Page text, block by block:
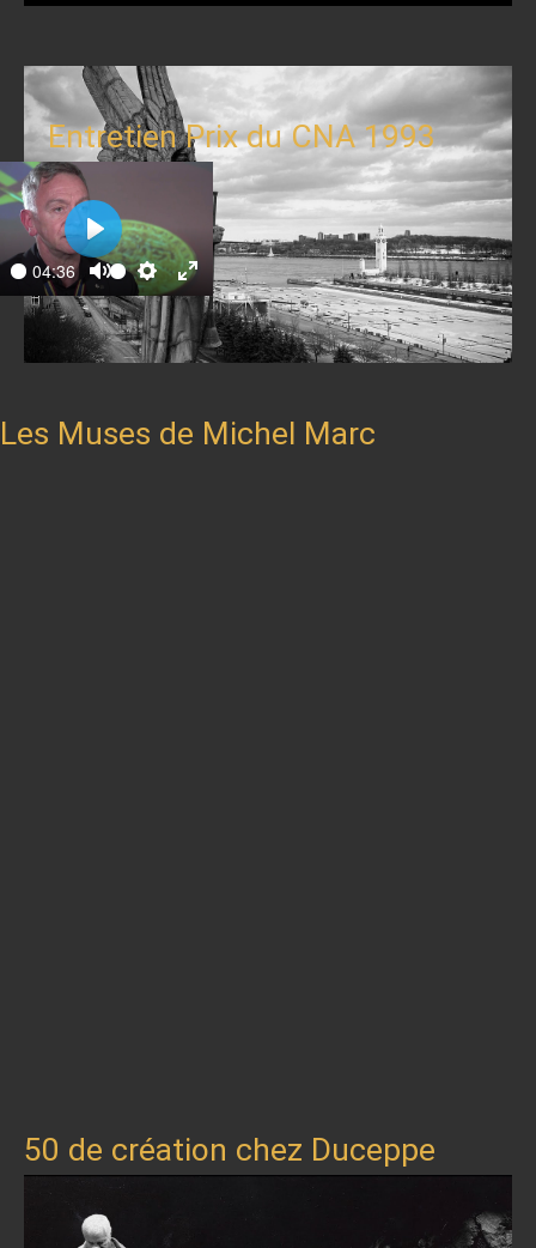
Entretien Prix du CNA 1993
04:36
Mute SettingsEnter
fullscreen
Play
Les Muses de Michel Marc
50 de création chez Duceppe